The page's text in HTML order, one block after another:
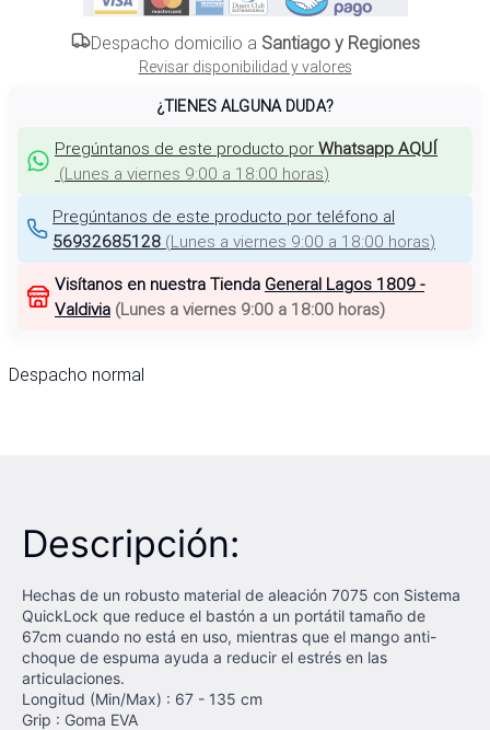
Despacho domicilio a Santiago y Regiones
Revisar disponibilidad y valores
¿TIENES ALGUNA DUDA?
Pregúntanos de este producto por Whatsapp AQUÍ
(Lunes a viernes 9:00 a 18:00 horas)
Pregúntanos de este producto por teléfono al
56932685128 (Lunes a viernes 9:00 a 18:00 horas)
Visítanos en nuestra Tienda General Lagos 1809 -
Valdivia (Lunes a viernes 9:00 a 18:00 horas)
Despacho normal
Descripción:
Hechas de un robusto material de aleación 7075 con Sistema
QuickLock que reduce el bastón a un portátil tamaño de
67cm cuando no está en uso, mientras que el mango anti-
choque de espuma ayuda a reducir el estrés en las
articulaciones.
Longitud (Min/Max) : 67 - 135 cm
Grip : Goma EVA